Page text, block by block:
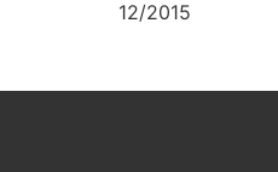
12/2015